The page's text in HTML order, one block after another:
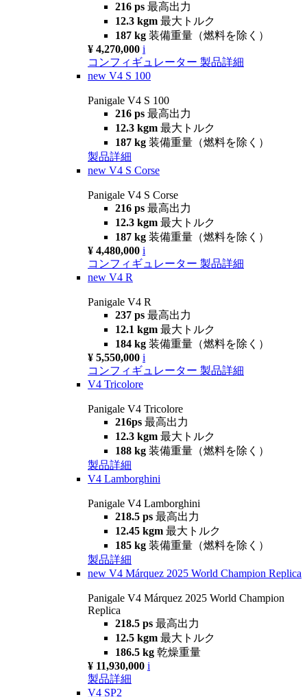
216 ps 最高出力
12.3 kgm 最大トルク
187 kg 装備重量（燃料を除く）
¥ 4,270,000 i
コンフィギュレーター 製品詳細
new V4 S 100
Panigale V4 S 100
216 ps 最高出力
12.3 kgm 最大トルク
187 kg 装備重量（燃料を除く）
製品詳細
new V4 S Corse
Panigale V4 S Corse
216 ps 最高出力
12.3 kgm 最大トルク
187 kg 装備重量（燃料を除く）
¥ 4,480,000 i
コンフィギュレーター 製品詳細
new V4 R
Panigale V4 R
237 ps 最高出力
12.1 kgm 最大トルク
184 kg 装備重量（燃料を除く）
¥ 5,550,000 i
コンフィギュレーター 製品詳細
V4 Tricolore
Panigale V4 Tricolore
216ps 最高出力
12.3 kgm 最大トルク
188 kg 装備重量（燃料を除く）
製品詳細
V4 Lamborghini
Panigale V4 Lamborghini
218.5 ps 最高出力
12.45 kgm 最大トルク
185 kg 装備重量（燃料を除く）
製品詳細
new V4 Márquez 2025 World Champion Replica
Panigale V4 Márquez 2025 World Champion
Replica
218.5 ps 最高出力
12.5 kgm 最大トルク
186.5 kg 乾燥重量
¥ 11,930,000 i
製品詳細
V4 SP2